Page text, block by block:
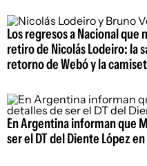
Los regresos a Nacional
retiro de Nicolás Lodeiro: la
retorno de Webó y la
En Argentina informan que
ser el DT del Diente López